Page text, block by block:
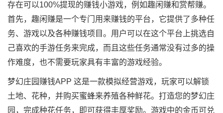
存在可以100%提现的赚钱小游戏，例如趣闲赚和赏帮赚。
首先，趣闲赚是一个专门用来赚钱的平台，它提供了多种任
务、游戏以及各种赚钱项目。用户可以在这个平台上挑选自
己喜欢的手游任务来完成，而且这些任务通常没有过多的操
作难度，也不需要玩家具有丰富的游戏经验。
梦幻庄园赚钱APP 这是一款模拟经营游戏，玩家可以解锁
土地、花种，并购买蜜蜂来养殖各种鲜花。打造您的梦幻庄
园，完成种花任务，即可获得丰厚奖励。游戏中的金币可兑